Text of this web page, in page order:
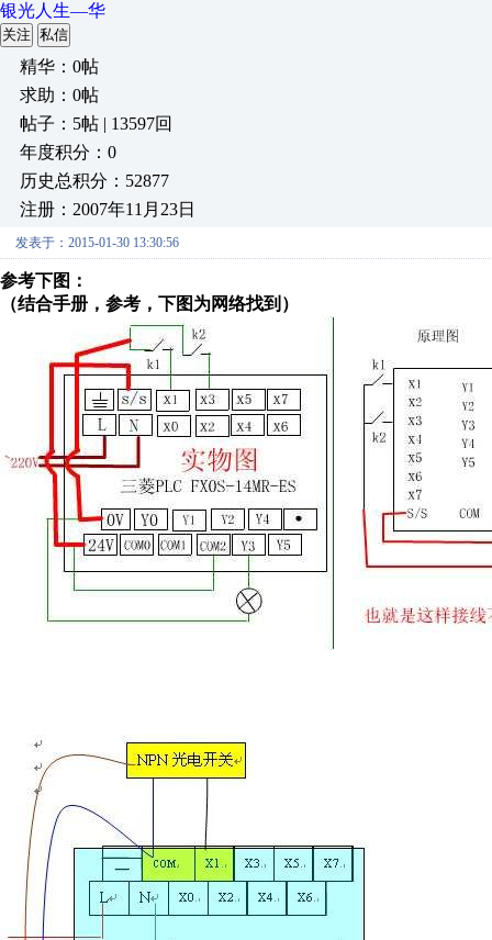
银光人生—华
关注 私信
精华：0帖
求助：0帖
帖子：5帖 | 13597回
年度积分：0
历史总积分：52877
注册：2007年11月23日
发表于：2015-01-30 13:30:56
参考下图：
（结合手册，参考，下图为网络找到）